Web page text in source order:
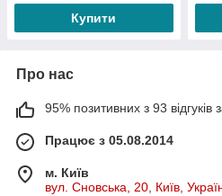
Купити
Про нас
95% позитивних з 93 відгуків
Працює з 05.08.2014
м. Київ
вул. Сновська, 20, Київ,